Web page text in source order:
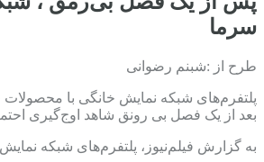
سرما
طرح از :شبنم رضوانی
بعد از یک فصل بی رونق شاهد اوج‌گیری
به گزارش فیلم‌نیوز، پلتفرم‌های شبکه